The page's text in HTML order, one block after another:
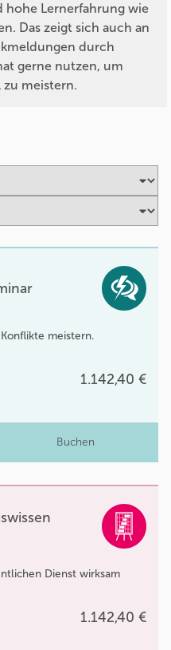
hohe Lernerfahrung wie
Das zeigt sich auch an
durch
gerne nutzen, um
meistern.
meistern.
1.142,40 €
Buchen
Dienst wirksam
1.142,40 €